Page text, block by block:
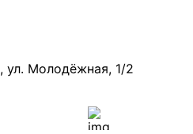
отопления
ул. Молодёжная, 1/2